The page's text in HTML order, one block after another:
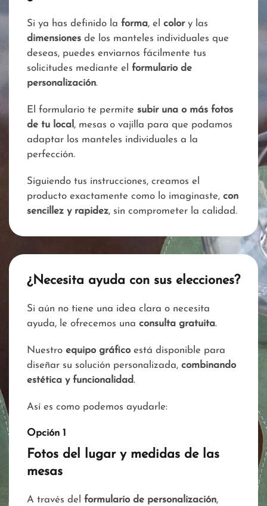
Si ya has definido la forma, el colory las
dimensiones de los manteles individuales que
deseas, puedes enviarnos fácilmente tus
solicitudes mediante el formulario de
personalización.
El formulario te permite subir una o más fotos
de tu local , mesas o vajilla para que podamos
adaptar los manteles individuales a la
perfección.
Siguiendo tus instrucciones, creamos el
producto exactamente como lo imaginaste, con
sencillez y rapidez, sin comprometer la calidad.
¿Necesita ayuda con sus elecciones?
Si aún no tiene una idea clara o necesita
ayuda, le ofrecemos una consulta gratuita.
Nuestro equipo gráficoestá disponible para
diseñar su solución personalizada, combinando
estética y funcionalidad.
Así es como podemos ayudarle:
Opción 1
Fotos del lugar y medidas de las
mesas
A través del formulario de personalización,